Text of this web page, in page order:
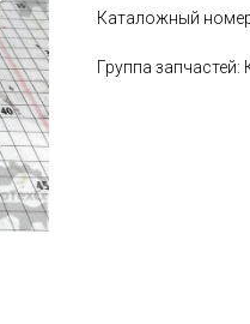
Каталожный
Группа